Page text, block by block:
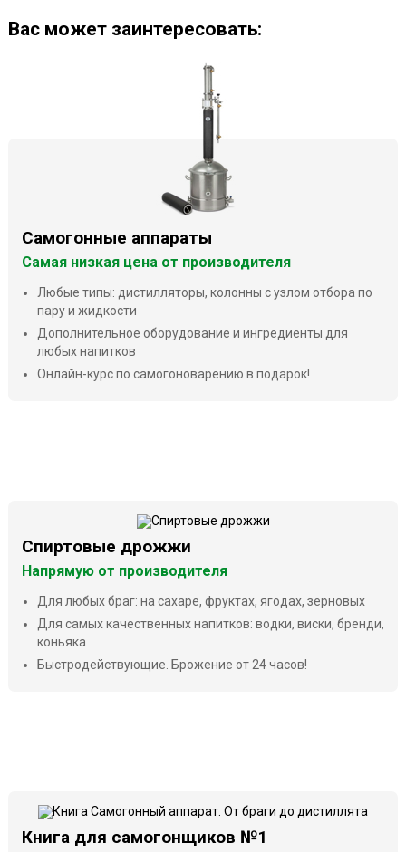
Ваc может заинтересовать:
Самогонные аппараты
Самая низкая цена от производителя
Любые типы: дистилляторы, колонны с узлом отбора по
пару и жидкости
Дополнительное оборудование и ингредиенты для
любых напитков
Онлайн-курс по самогоноварению в подарок!
Спиртовые дрожжи
Напрямую от производителя
Для любых браг: на сахаре, фруктах, ягодах, зерновых
Для самых качественных напитков: водки, виски, бренди,
коньяка
Быстродействующие. Брожение от 24 часов!
Книга для самогонщиков №1